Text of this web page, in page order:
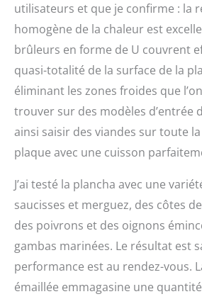
utilisateurs et que je confirme : la
homogène de la chaleur est
brûleurs en forme de U couvrent
quasi-totalité de la surface de la
éliminant les zones froides que
trouver sur des modèles d’entrée
ainsi saisir des viandes sur toute
plaque avec une cuisson
J’ai testé la plancha avec une
saucisses et merguez, des côtes
des poivrons et des oignons
gambas marinées. Le résultat est
performance est au rendez-vous.
émaillée emmagasine une